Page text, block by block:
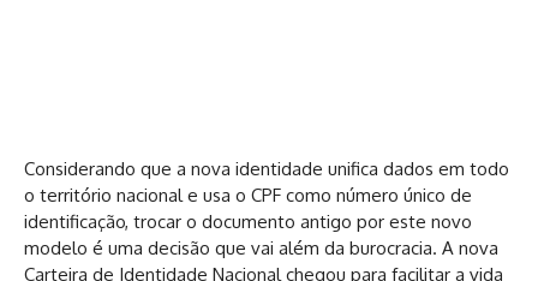
Considerando que a nova identidade unifica dados em todo
o território nacional e usa o CPF como número único de
identificação, trocar o documento antigo por este novo
modelo é uma decisão que vai além da burocracia. A nova
Carteira de Identidade Nacional chegou para facilitar a vida